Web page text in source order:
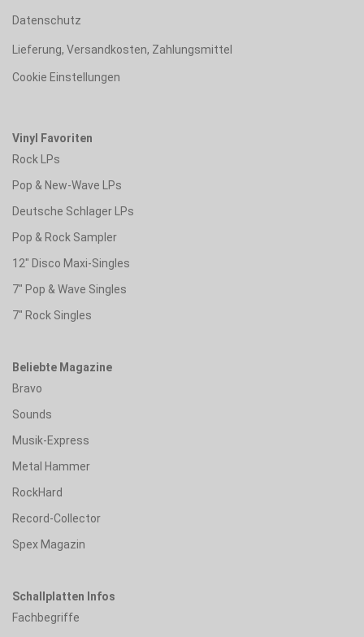
Datenschutz
Lieferung, Versandkosten, Zahlungsmittel
Cookie Einstellungen
Vinyl Favoriten
Rock LPs
Pop & New-Wave LPs
Deutsche Schlager LPs
Pop & Rock Sampler
12" Disco Maxi-Singles
7" Pop & Wave Singles
7" Rock Singles
Beliebte Magazine
Bravo
Sounds
Musik-Express
Metal Hammer
RockHard
Record-Collector
Spex Magazin
Schallplatten Infos
Fachbegriffe